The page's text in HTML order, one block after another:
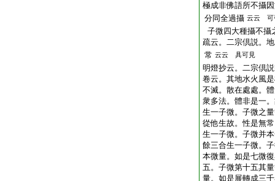
極成非佛語所不攝
分同全過攝 云云 可
子微四大種攝不攝
疏云。二宗倶説。
常 云云 具可見
明燈抄云。二宗倶
卷云。其地水火風
不滅。散在處處。
衆多法。體非是一
生一子微。子微之
從他生故。性是無
生一子微。子微并
餘三合生一子微。
本微量。如是七微
五。子微第十五其
量。如是展轉成三